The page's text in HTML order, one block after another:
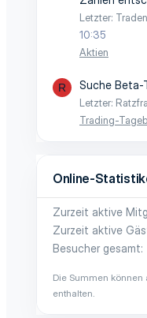
Letzter:
10:35
Aktien
R Suche Beta-
Letzter:
Trading-
Online-
Zurzeit aktive
Zurzeit aktive
Besucher gesamt
Die Summen
enthalten.